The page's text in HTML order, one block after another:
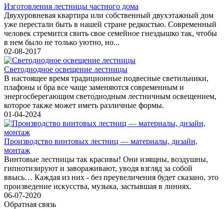
Изготовления лестницы частного дома
Двухуровневая квартира или собственный двухэтажный дом
уже перестали быть в нашей стране редкостью. Современный
человек стремится свить свое семейное гнездышко так, чтобы
в нем было не только уютно, но...
02-08-2017
Светодиодное освещение лестницы
В настоящее время традиционные подвесные светильники,
плафоны и бра все чаще заменяются современным и
энергосберегающим светодиодным лестничным освещением,
которое также может иметь различные формы.
01-04-2024
Производство винтовых лестниц — материалы, дизайн,
монтаж
Винтовые лестницы так красивы! Они изящны, воздушны,
гипнотизируют и завораживают, уводя взгляд за собой
ввысь… Каждая из них - без преувеличения будет сказано, это
произведение искусства, музыка, застывшая в линиях.
06-07-2020
Обратная связь